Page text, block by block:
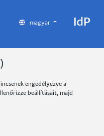
magyar IdP
engedélyezve a
beállításait, majd